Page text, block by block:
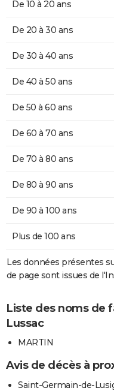
De 10 à 20 ans
De 20 à 30 ans
De 30 à 40 ans
De 40 à 50 ans
De 50 à 60 ans
De 60 à 70 ans
De 70 à 80 ans
De 80 à 90 ans
De 90 à 100 ans
Plus de 100 ans
Les données présentes
de page sont issues de
Liste des noms de
Lussac
MARTIN
Avis de décès à
Saint-Germain-de-